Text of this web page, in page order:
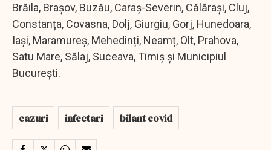
Brăila, Brașov, Buzău, Caraș-Severin, Călărași, Cluj,
Constanța, Covasna, Dolj, Giurgiu, Gorj, Hunedoara,
Iași, Maramureș, Mehedinți, Neamț, Olt, Prahova,
Satu Mare, Sălaj, Suceava, Timiș și Municipiul
București.
cazuri infectari bilant covid